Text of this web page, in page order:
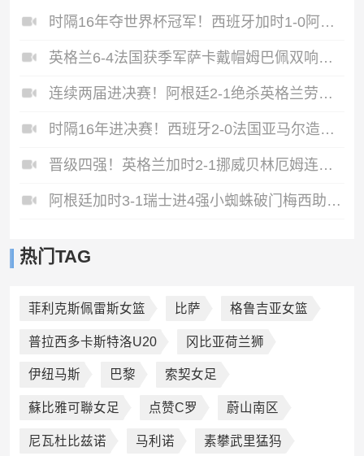
时隔16年夺世界杯冠军！西班牙加时1-0阿根廷费兰制胜恩佐染红
英格兰6-4法国获季军萨卡戴帽姆巴佩双响创纪录奥利塞2助+失良机
连续两届进决赛！阿根廷2-1绝杀英格兰劳塔罗恩佐破门梅西两助攻
时隔16年进决赛！西班牙2-0法国亚马尔造点奥亚萨瓦尔、波罗破门
晋级四强！英格兰加时2-1挪威贝林厄姆连场双响谢尔德鲁普破门
阿根廷加时3-1瑞士进4强小蜘蛛破门梅西助攻麦卡恩博洛假摔染红
热门TAG
菲利克斯佩雷斯女篮 比萨 格鲁吉亚女篮
普拉西多卡斯特洛U20 冈比亚荷兰狮
伊纽马斯 巴黎 索契女足
蘇比雅可聯女足 点赞C罗 蔚山南区
尼瓦杜比兹诺 马利诺 素攀武里猛犸